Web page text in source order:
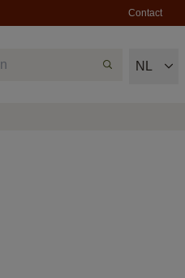
Contact
NL